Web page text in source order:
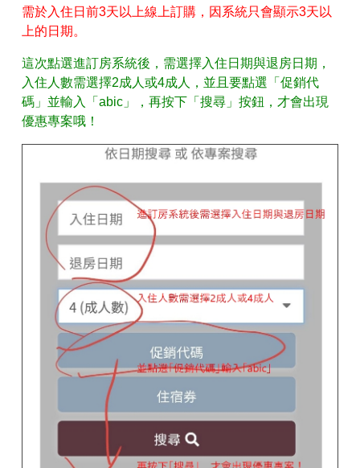
需於入住日前3天以上線上訂購，因系統只會顯示3天以
上的日期。
這次點選進訂房系統後，需選擇入住日期與退房日期，
入住人數需選擇2成人或4成人，並且要點選「促銷代
碼」並輸入「abic」，再按下「搜尋」按鈕，才會出現
優惠專案哦！